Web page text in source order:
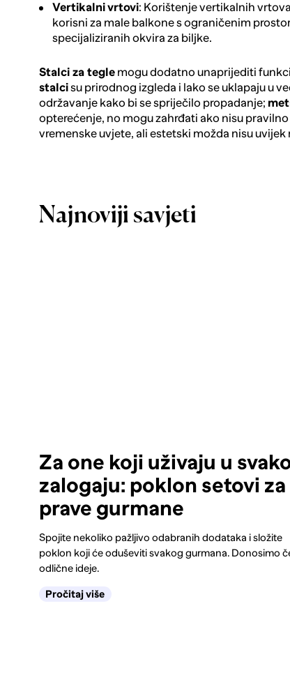
Vertikalnivrtovi: Korištenje vertikalnih
korisni za male balkone s ograničenim
specijaliziranih okvira za biljke.
Stalci za tegle mogu dodatno unaprijediti
stalcisu prirodnog izgleda i lako se uklapaju u
održavanje kako bi se spriječilo propadanje;
opterećenje, no mogu zahrđati ako nisu
vremenske uvjete, ali estetski možda nisu
Najnoviji savjeti
Za one koji uživaju u
zalogaju: poklon setovi za
prave gurmane
Spojite nekoliko pažljivo odabranih dodataka i složite
poklon koji će oduševiti svakog gurmana. Donosimo
odlične ideje.
Pročitaj više